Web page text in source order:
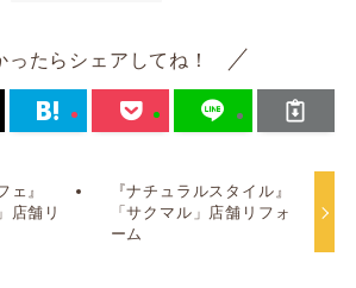
ったらシェアしてね！
ェ』
店舗リ
『ナチュラルスタイル』
「サクマル」店舗リフォ
ーム